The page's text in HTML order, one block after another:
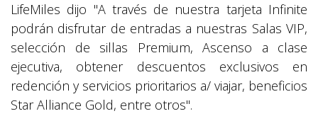
LifeMiles dijo "A través de nuestra tarjeta Infinite
podrán disfrutar de entradas a nuestras Salas VIP,
selección de sillas Premium, Ascenso a clase
ejecutiva, obtener descuentos exclusivos en
redención y servicios prioritarios a/ viajar, beneficios
Star Alliance Gold, entre otros".